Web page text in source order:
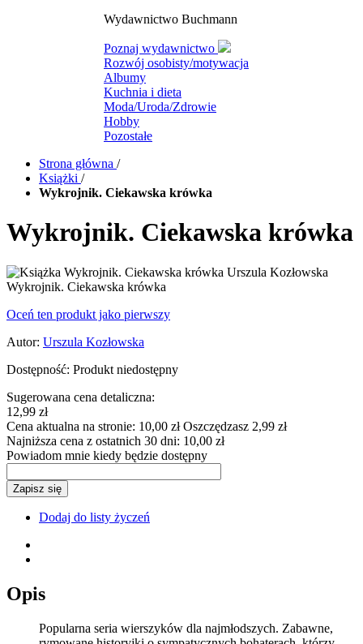
Wydawnictwo Buchmann
Poznaj wydawnictwo
Rozwój osobisty/motywacja
Albumy
Kuchnia i dieta
Moda/Uroda/Zdrowie
Hobby
Pozostałe
Strona główna /
Książki /
Wykrojnik. Ciekawska krówka
Wykrojnik. Ciekawska krówka
Wykrojnik. Ciekawska krówka
Oceń ten produkt jako pierwszy
Autor: Urszula Kozłowska
Dostępność: Produkt niedostępny
Sugerowana cena detaliczna:
12,99 zł
Cena aktualna na stronie: 10,00 złOszczędzasz 2,99 zł
Najniższa cena z ostatnich 30 dni: 10,00 zł
Powiadom mnie kiedy będzie dostępny
Zapisz się
Dodaj do listy życzeń
Opis
Popularna seria wierszyków dla najmłodszych. Zabawne,